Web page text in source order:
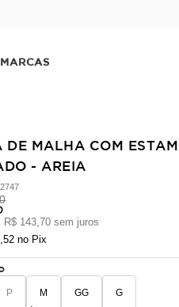
cartão em até 6x (parcela
DE MALHA COM
- AREIA
2747
R$ 143,70 sem juros
no Pix
P M GG G